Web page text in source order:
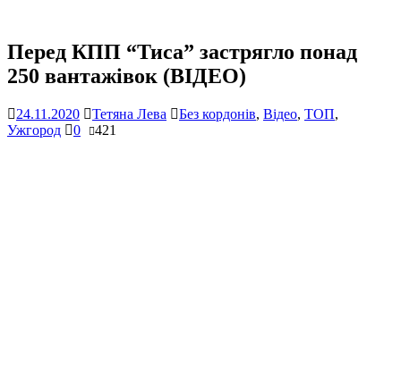
Перед КПП “Тиса” застрягло понад
250 вантажівок (ВІДЕО)
24.11.2020 Тетяна Лева Без кордонів, Відео, ТОП,
Ужгород
0 421